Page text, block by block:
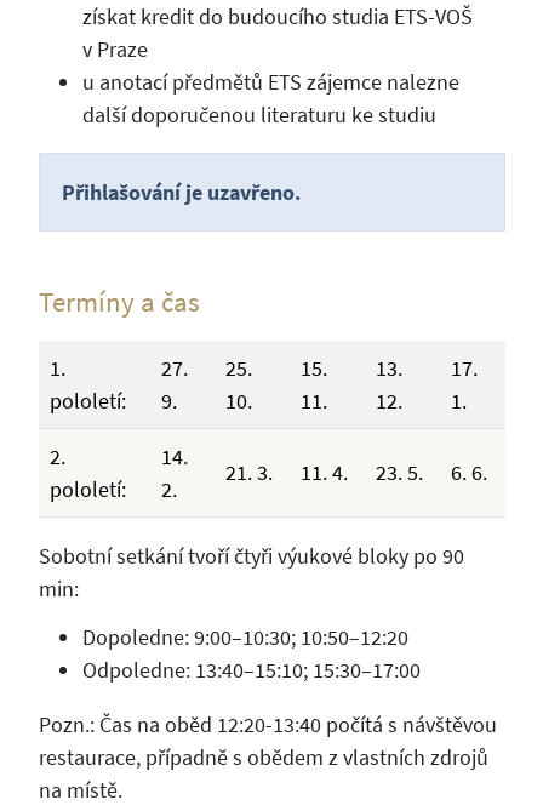
získat kredit do budoucího studia ETS-VOŠ
v Praze
u anotací předmětů ETS zájemce nalezne
další doporučenou literaturu ke studiu
Přihlašování je uzavřeno.
Termíny a čas
1.
pololetí:
27.
9.
25.
10.
15.
11.
13.
12.
17.
1.
2.
pololetí:
14.
2.
21. 3. 11. 4. 23. 5. 6. 6.
Sobotní setkání tvoří čtyři výukové bloky po 90
min:
Dopoledne: 9:00–10:30; 10:50–12:20
Odpoledne: 13:40–15:10; 15:30–17:00
Pozn.: Čas na oběd 12:20-13:40 počítá s návštěvou
restaurace, případně s obědem z vlastních zdrojů
na místě.